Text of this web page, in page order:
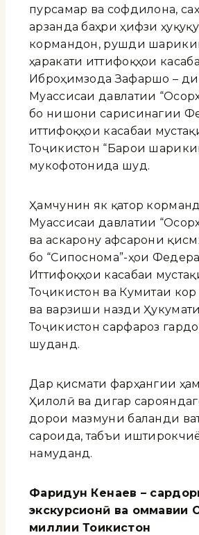
пурсамар ва софдилона,
арзанда баҳри ҳифзи
кормандон, рушди
ҳаракати иттифоқҳои касаба
Иброҳимзода Зафаршо –
Муассисаи давлатии
бо нишони сарисинагии
иттифоқҳои касабаи
Тоҷикистон “Барои
мукофотонида шуд.
Ҳамчунин як қатор
Муассисаи давлатии
ва аскарону афсарони
бо “Сипоснома”-ҳои
Иттифоқҳои касабаи
Тоҷикистон ва Кумитаи кор
ва варзиши назди
Тоҷикистон сарфароз
шуданд.
Дар қисмати фарҳангии
Ҳилолӣ ва дигар
дорои мазмуни баланди
сароида, табъи
намуданд.
Фаридун Кенаев –
экскурсионӣ ва оммавии
миллии Тоикистон